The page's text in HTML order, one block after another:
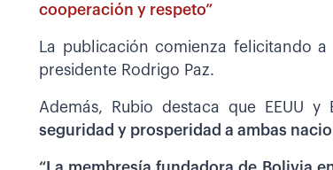
cooperación y respeto”
La publicación comienza felicitando
presidente Rodrigo Paz.
Además, Rubio destaca que EEUU y
seguridad y prosperidad a ambas